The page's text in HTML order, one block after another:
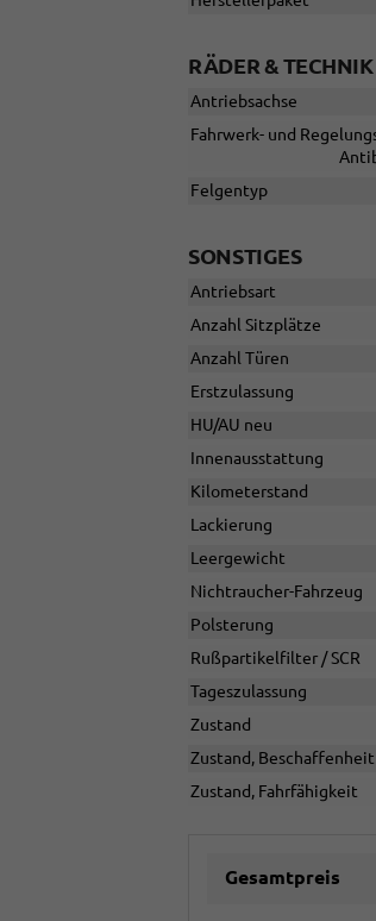
RÄDER & TECHNIK
Antriebsachse
Fahrwerk- und
Felgentyp
SONSTIGES
Antriebsart
Anzahl Sitzplätze
Anzahl Türen
Erstzulassung
HU/AU neu
Innenausstattung
Kilometerstand
Lackierung
Leergewicht
Nichtraucher-Fahrzeug
Polsterung
Rußpartikelfilter / SCR
Tageszulassung
Zustand
Zustand, Beschaffenheit
Zustand, Fahrfähigkeit
Gesamtpreis